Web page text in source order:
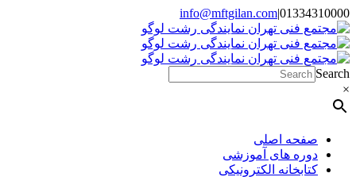
Skip
to
content
01334310000
|
info@mftgilan.com
Instagram
LinkedIn
Search
×
صفحه اصلی
دوره های آموزشی
کتابخانه الکترونیکی